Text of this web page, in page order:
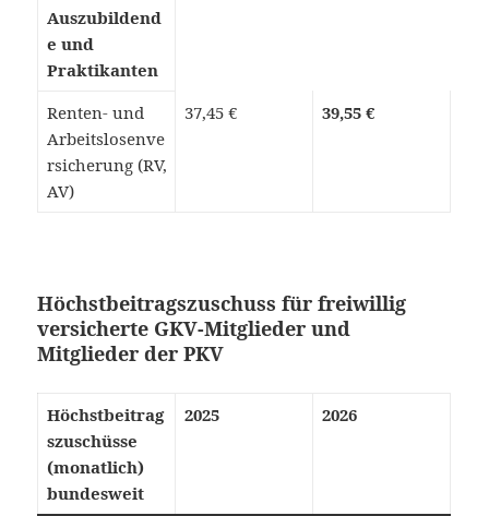
Auszubildend
e und
Praktikanten
Renten- und
Arbeitslosenve
rsicherung (RV,
AV)
37,45 € 39,55 €
Höchstbeitragszuschuss für freiwillig
versicherte GKV-Mitglieder und
Mitglieder der PKV
Höchstbeitrag
szuschüsse
(monatlich)
bundesweit
2025 2026